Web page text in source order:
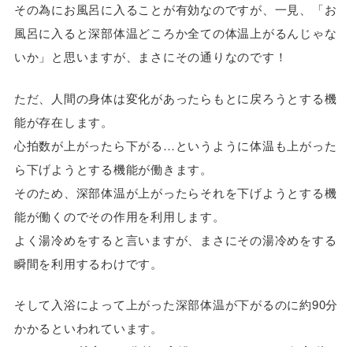
その為にお風呂に入ることが有効なのですが、一見、「お
風呂に入ると深部体温どころか全ての体温上がるんじゃな
いか」と思いますが、まさにその通りなのです！
ただ、人間の身体は変化があったらもとに戻ろうとする機
能が存在します。
心拍数が上がったら下がる…というように体温も上がった
ら下げようとする機能が働きます。
そのため、深部体温が上がったらそれを下げようとする機
能が働くのでその作用を利用します。
よく湯冷めをすると言いますが、まさにその湯冷めをする
瞬間を利用するわけです。
そして入浴によって上がった深部体温が下がるのに約90分
かかるといわれています。